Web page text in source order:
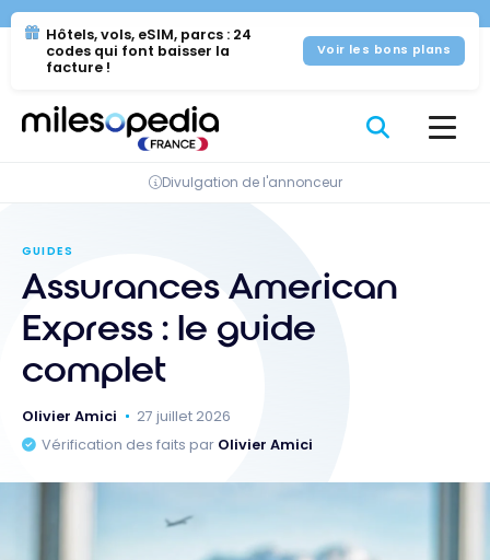
Panneau de gestion des cookies
Se
rendreHôtels, vols, eSIM, parcs : 24
codes qui font baisser la
facture !
Voir les bons plans
Divulgation de l'annonceur
GUIDES
Assurances American
Express : le guide
complet
Olivier Amici
27 juillet 2026
Vérification des faits par Olivier Amici